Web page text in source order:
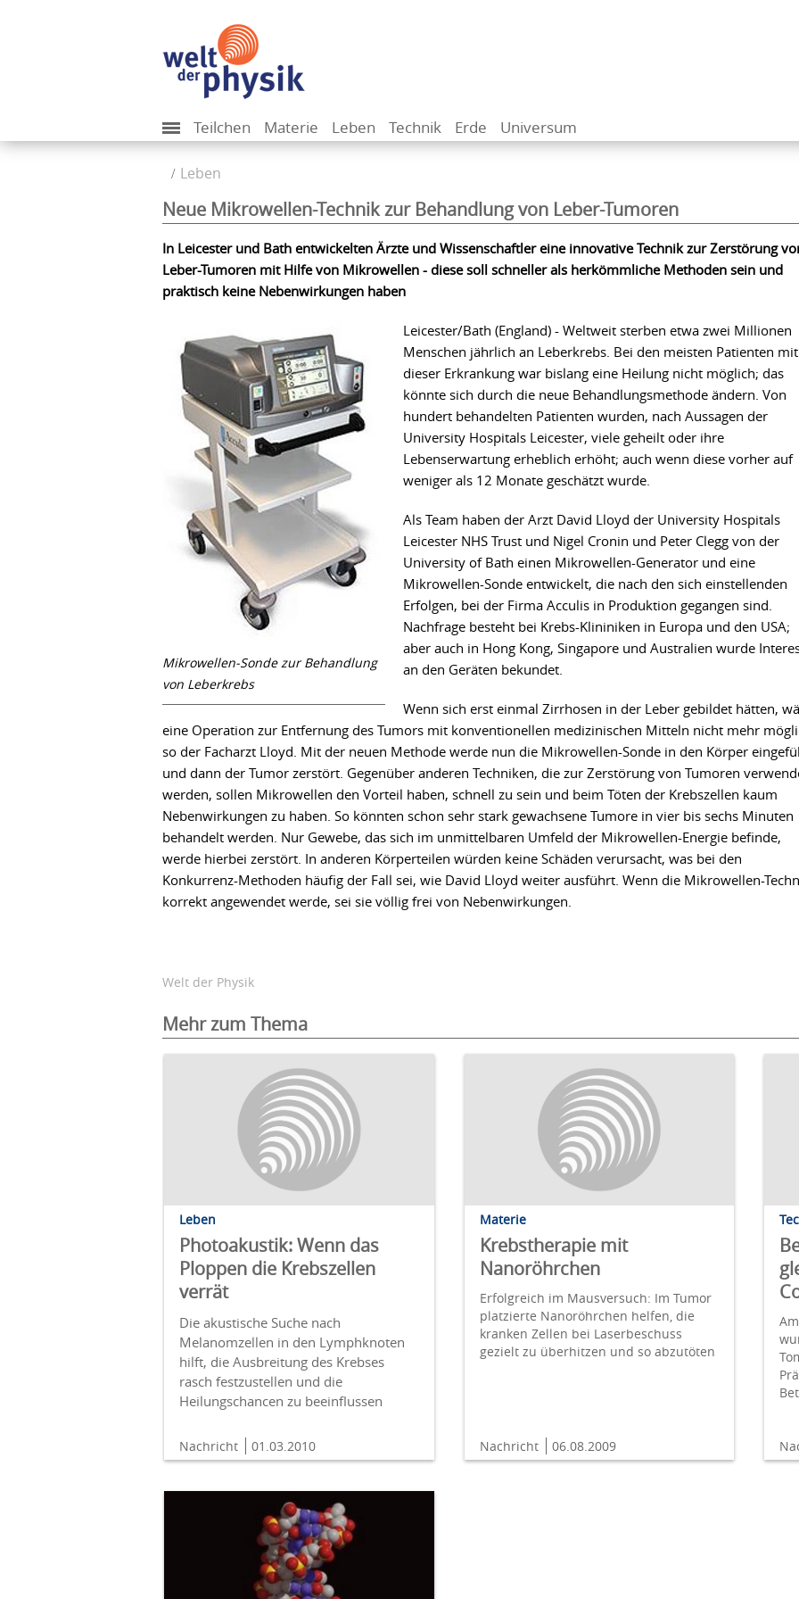
Teilchen Materie Leben Technik Erde Universum
Leben
Neue Mikrowellen-Technik zur Behandlung von Leber-Tumoren
In Leicester und Bath entwickelten Ärzte und Wissenschaftler eine innovative Technik zur Zerstörung
Leber-Tumoren mit Hilfe von Mikrowellen - diese soll schneller als herkömmliche Methoden sein und
praktisch keine Nebenwirkungen haben
Mikrowellen-Sonde zur Behandlung
von Leberkrebs
Leicester/Bath (England) - Weltweit sterben etwa zwei Millionen
Menschen jährlich an Leberkrebs. Bei den meisten Patienten mit
dieser Erkrankung war bislang eine Heilung nicht möglich; das
könnte sich durch die neue Behandlungsmethode ändern. Von
hundert behandelten Patienten wurden, nach Aussagen der
University Hospitals Leicester, viele geheilt oder ihre
Lebenserwartung erheblich erhöht; auch wenn diese vorher auf
weniger als 12 Monate geschätzt wurde.
Als Team haben der Arzt David Lloyd der University Hospitals
Leicester NHS Trust und Nigel Cronin und Peter Clegg von der
University of Bath einen Mikrowellen-Generator und eine
Mikrowellen-Sonde entwickelt, die nach den sich einstellenden
Erfolgen, bei der Firma Acculis in Produktion gegangen sind.
Nachfrage besteht bei Krebs-Klininiken in Europa und den USA;
aber auch in Hong Kong, Singapore und Australien wurde
an den Geräten bekundet.
Wenn sich erst einmal Zirrhosen in der Leber gebildet hätten,
eine Operation zur Entfernung des Tumors mit konventionellen medizinischen Mitteln nicht mehr
so der Facharzt Lloyd. Mit der neuen Methode werde nun die Mikrowellen-Sonde in den Körper
und dann der Tumor zerstört. Gegenüber anderen Techniken, die zur Zerstörung von Tumoren
werden, sollen Mikrowellen den Vorteil haben, schnell zu sein und beim Töten der Krebszellen kaum
Nebenwirkungen zu haben. So könnten schon sehr stark gewachsene Tumore in vier bis sechs Minuten
behandelt werden. Nur Gewebe, das sich im unmittelbaren Umfeld der Mikrowellen-Energie befinde,
werde hierbei zerstört. In anderen Körperteilen würden keine Schäden verursacht, was bei den
Konkurrenz-Methoden häufig der Fall sei, wie David Lloyd weiter ausführt. Wenn die Mikrowellen-
korrekt angewendet werde, sei sie völlig frei von Nebenwirkungen.
Welt der Physik
Mehr zum Thema
Leben
Photoakustik: Wenn das
Ploppen die Krebszellen
verrät
Die akustische Suche nach
Melanomzellen in den Lymphknoten
hilft, die Ausbreitung des Krebses
rasch festzustellen und die
Heilungschancen zu beeinflussen
Nachricht 01.03.2010
Materie
Krebstherapie mit
Nanoröhrchen
Erfolgreich im Mausversuch: Im Tumor
platzierte Nanoröhrchen helfen, die
kranken Zellen bei Laserbeschuss
gezielt zu überhitzen und so abzutöten
Nachricht 06.08.2009